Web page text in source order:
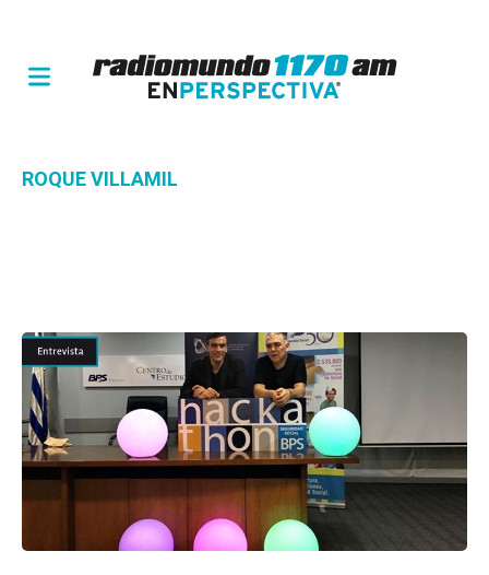
ROQUE VILLAMIL